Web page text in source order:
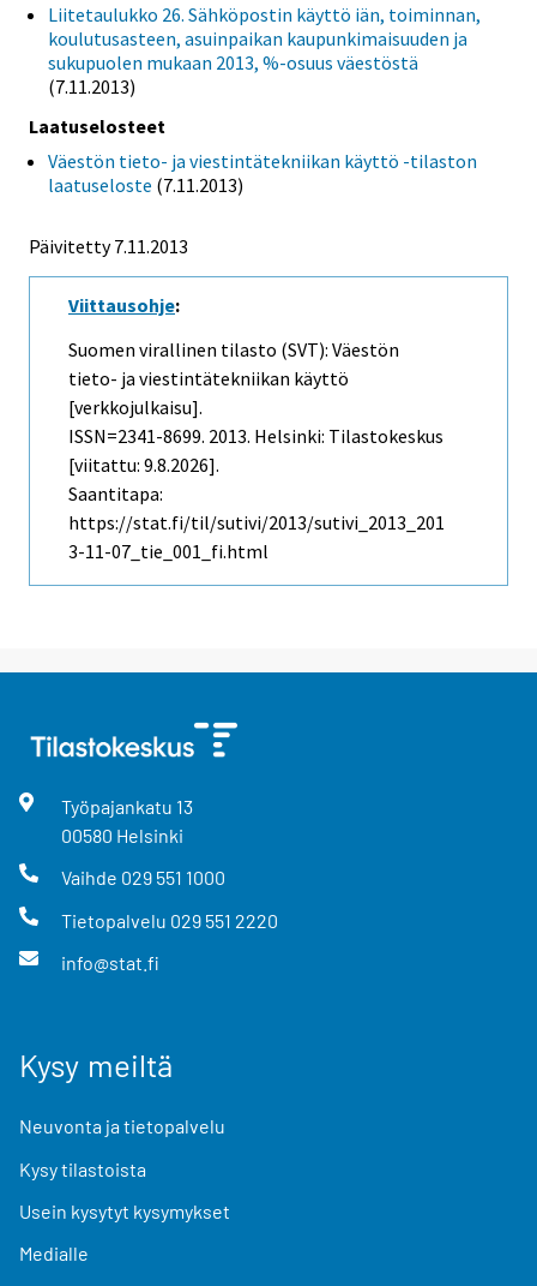
Liitetaulukko 26. Sähköpostin käyttö iän, toiminnan,
koulutusasteen, asuinpaikan kaupunkimaisuuden ja
sukupuolen mukaan 2013, %-osuus väestöstä
(7.11.2013)
Laatuselosteet
Väestön tieto- ja viestintätekniikan käyttö -tilaston
laatuseloste (7.11.2013)
Päivitetty 7.11.2013
Viittausohje:
Suomen virallinen tilasto (SVT): Väestön
tieto- ja viestintätekniikan käyttö
[verkkojulkaisu].
ISSN=2341-8699. 2013. Helsinki: Tilastokeskus
[viitattu: 9.8.2026].
Saantitapa:
https://stat.fi/til/sutivi/2013/sutivi_2013_201
3-11-07_tie_001_fi.html
Työpajankatu 13
00580 Helsinki
Vaihde 029 551 1000
Tietopalvelu 029 551 2220
info@stat.fi
Kysy meiltä
Neuvonta ja tietopalvelu
Kysy tilastoista
Usein kysytyt kysymykset
Medialle